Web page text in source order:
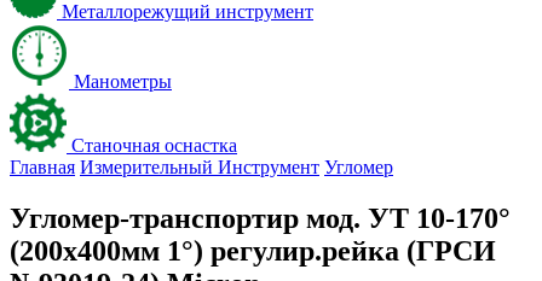
Металлорежущий инструмент
Манометры
Станочная оснастка
Главная Измерительный Инструмент Угломер
Угломер-транспортир мод. УТ 10-170°
(200x400мм 1°) регулир.рейка (ГРСИ